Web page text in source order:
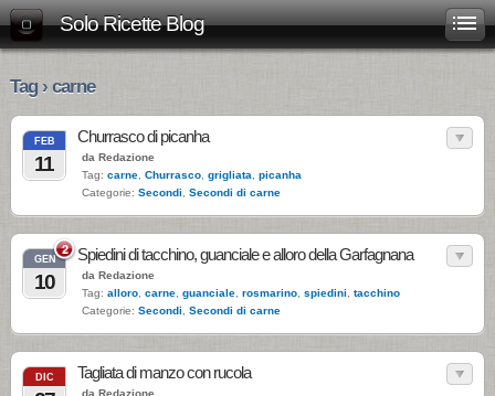
Solo Ricette Blog
Tag › carne
FEB
11
Churrasco di picanha
da Redazione
Tag: carne Churrasco grigliata
picanha
Categorie: Secondi Secondi di carne
2
GEN
10
Spiedini di tacchino, guanciale e alloro della Garfagnana
da Redazione
Tag: alloro carne guanciale rosmarino spiedini
tacchino
Categorie: Secondi Secondi di carne
DIC Tagliata di manzo con rucola
da Redazione